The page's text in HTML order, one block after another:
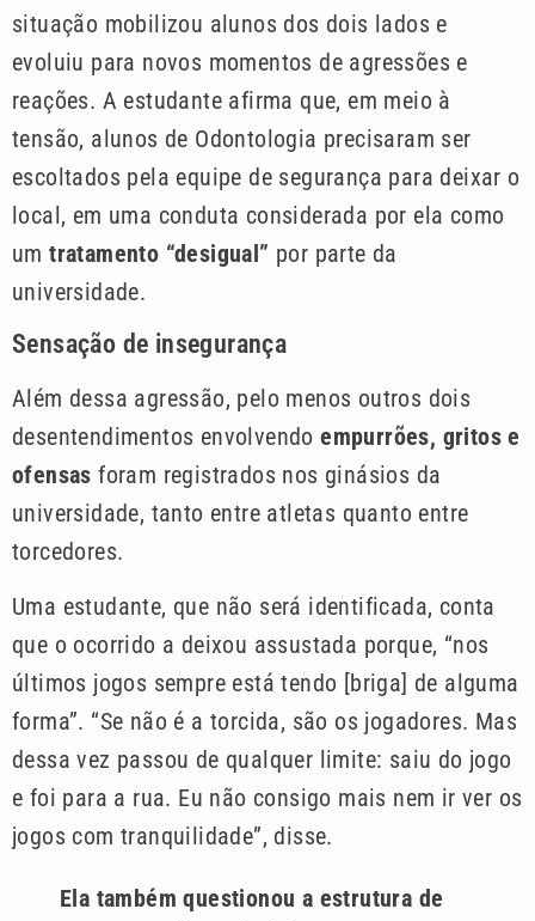
situação mobilizou alunos dos dois lados e
evoluiu para novos momentos de agressões e
reações. A estudante afirma que, em meio à
tensão, alunos de Odontologia precisaram ser
escoltados pela equipe de segurança para deixar o
local, em uma conduta considerada por ela como
umtratamento “desigual” por parte da
universidade.
Sensação de insegurança
Além dessa agressão, pelo menos outros dois
desentendimentos envolvendoempurrões, gritos e
ofensasforam registrados nos ginásios da
universidade, tanto entre atletas quanto entre
torcedores.
Uma estudante, que não será identificada, conta
que o ocorrido a deixou assustada porque, “nos
últimos jogos sempre está tendo [briga] de alguma
forma”. “Se não é a torcida, são os jogadores. Mas
dessa vez passou de qualquer limite: saiu do jogo
e foi para a rua. Eu não consigo mais nem ir ver os
jogos com tranquilidade”, disse.
Ela também questionou a estrutura de